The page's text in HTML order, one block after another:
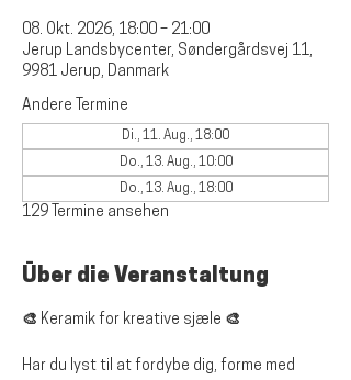
08. Okt. 2026, 18:00 – 21:00
Jerup Landsbycenter, Søndergårdsvej 11,
9981 Jerup, Danmark
Andere Termine
Di., 11. Aug., 18:00
Do., 13. Aug., 10:00
Do., 13. Aug., 18:00
129 Termine ansehen
Über die Veranstaltung
🎨 Keramik for kreative sjæle 🎨
Har du lyst til at fordybe dig, forme med